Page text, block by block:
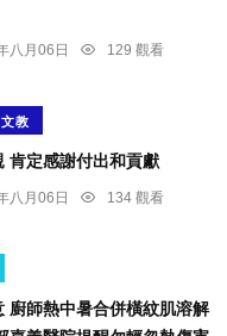
八月06日
129 觀看
文教
肯定感謝付出和貢獻
八月06日
134 觀看
廚師熱中暑合併橫紋肌溶解